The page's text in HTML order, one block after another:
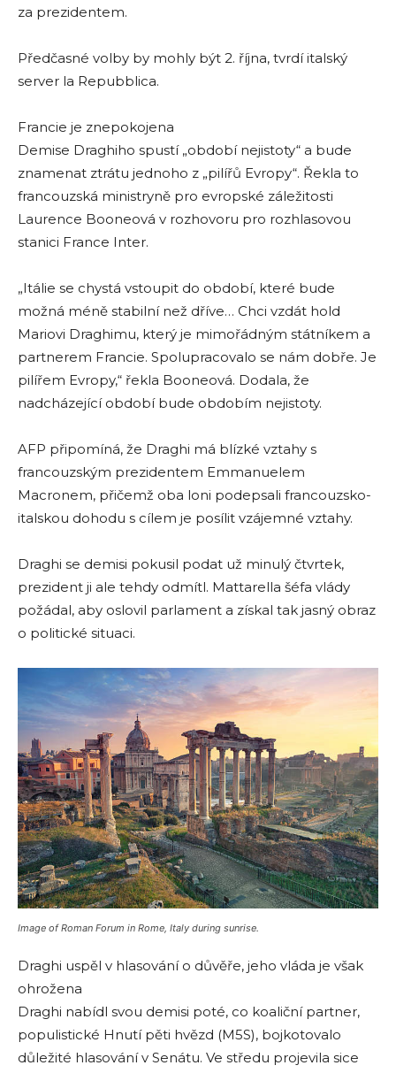
za prezidentem.
Předčasné volby by mohly být 2. října, tvrdí italský
server la Repubblica.
Francie je znepokojena
Demise Draghiho spustí „období nejistoty“ a bude
znamenat ztrátu jednoho z „pilířů Evropy“. Řekla to
francouzská ministryně pro evropské záležitosti
Laurence Booneová v rozhovoru pro rozhlasovou
stanici France Inter.
„Itálie se chystá vstoupit do období, které bude
možná méně stabilní než dříve… Chci vzdát hold
Mariovi Draghimu, který je mimořádným státníkem a
partnerem Francie. Spolupracovalo se nám dobře. Je
pilířem Evropy,“ řekla Booneová. Dodala, že
nadcházející období bude obdobím nejistoty.
AFP připomíná, že Draghi má blízké vztahy s
francouzským prezidentem Emmanuelem
Macronem, přičemž oba loni podepsali francouzsko-
italskou dohodu s cílem je posílit vzájemné vztahy.
Draghi se demisi pokusil podat už minulý čtvrtek,
prezident ji ale tehdy odmítl. Mattarella šéfa vlády
požádal, aby oslovil parlament a získal tak jasný obraz
o politické situaci.
Image of Roman Forum in Rome, Italy during sunrise.
Draghi uspěl v hlasování o důvěře, jeho vláda je však
ohrožena
Draghi nabídl svou demisi poté, co koaliční partner,
populistické Hnutí pěti hvězd (M5S), bojkotovalo
důležité hlasování v Senátu. Ve středu projevila sice